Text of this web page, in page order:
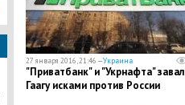
27 января 2016, 21:46 —Украина
"Приватбанк" и "Укрнафта"
Гаагу исками против России